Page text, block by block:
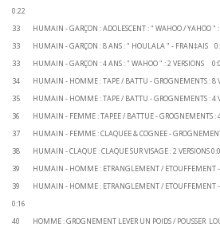
0:22
33 HUMAIN - GARÇON : ADOLESCENT : " WAHOO /
33 HUMAIN - GARÇON : 8 ANS : " HOULALA " -
33 HUMAIN - GARÇON : 4 ANS : " WAHOO " : 2
34 HUMAIN - HOMME : TAPE / BATTU -
35 HUMAIN - HOMME : TAPE / BATTU -
36 HUMAIN - FEMME : TAPEE / BATTUE -
37 HUMAIN - FEMME : CLAQUEE & COGNEE -
38 HUMAIN - CLAQUE : CLAQUE SUR VISAGE : 2
39 HUMAIN - HOMME : ETRANGLEMENT /
39 HUMAIN - HOMME : ETRANGLEMENT / ETOUFFEMENT -
0:16
40 HOMME : GROGNEMENT LEVER UN POIDS / POUSSER